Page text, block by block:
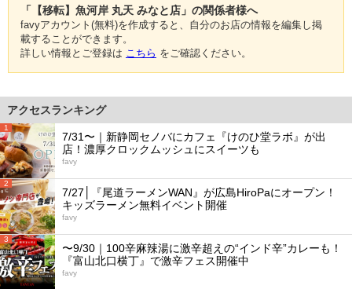
「【移転】魚河岸 丸天 みなと店」の関係者様へ
favyアカウント(無料)を作成すると、自分のお店の情報を編集し掲
載することができます。
詳しい情報とご登録は こちら をご確認ください。
アクセスランキング
1
7/31〜｜新静岡セノバにカフェ『けのひ堂ラボ』が出
店！濃厚クロックムッシュにスイーツも
favy
2
7/27│『尾道ラーメンWAN』が広島HiroPaにオープン！
キッズラーメン無料イベント開催
favy
3
〜9/30｜100辛麻辣湯に激辛超えの“インド辛”カレーも！
『富山北口横丁』で激辛フェス開催中
favy